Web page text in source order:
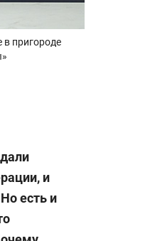
в пригороде
и
есть и